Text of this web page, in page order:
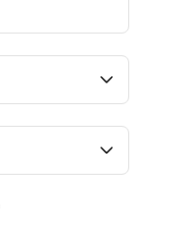
Francisco, California, US